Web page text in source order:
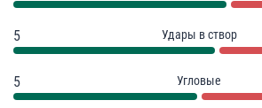
5 Удары в створ
5 Угловые